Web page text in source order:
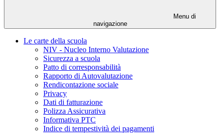
Menu di
navigazione
Le carte della scuola
NIV - Nucleo Interno Valutazione
Sicurezza a scuola
Patto di corresponsabilità
Rapporto di Autovalutazione
Rendicontazione sociale
Privacy
Dati di fatturazione
Polizza Assicurativa
Informativa PTC
Indice di tempestività dei pagamenti